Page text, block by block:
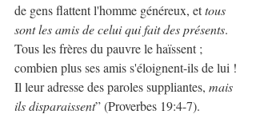
de gens flattent l'homme généreux, et tous
sont les amis de celui qui fait des présents.
Tous les frères du pauvre le haïssent ;
combien plus ses amis s'éloignent-ils de lui !
Il leur adresse des paroles suppliantes, mais
ils disparaissent” (Proverbes 19:4-7).